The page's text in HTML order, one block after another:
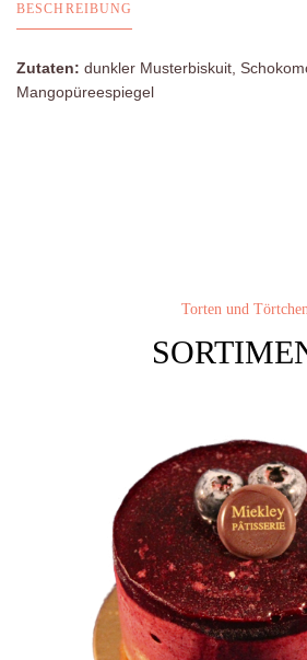
BESCHREIBUNG
Zutaten: dunkler Musterbiskuit,
Mangopüreespiegel
Torten und